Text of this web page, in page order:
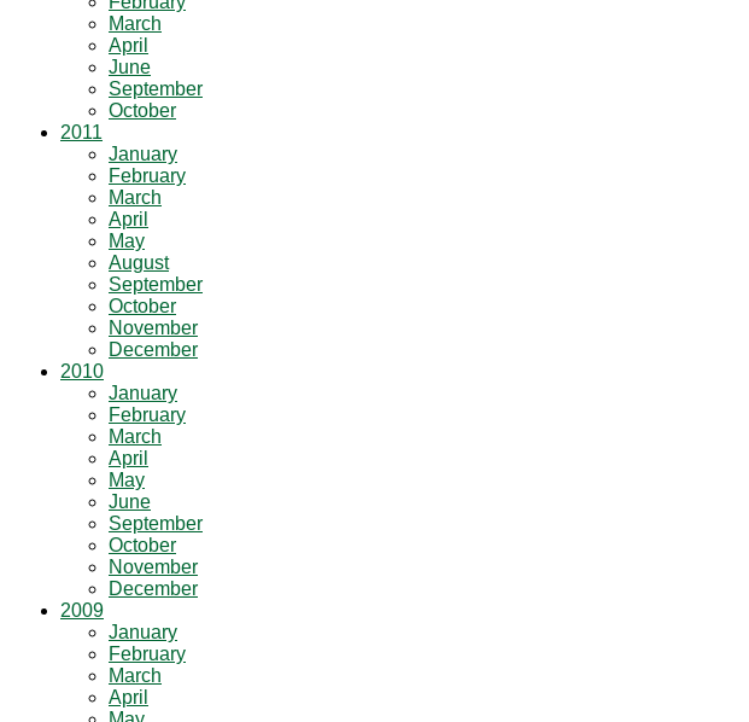
March
April
June
September
October
2011
January
February
March
April
May
August
September
October
November
December
2010
January
February
March
April
May
June
September
October
November
December
2009
January
February
March
April